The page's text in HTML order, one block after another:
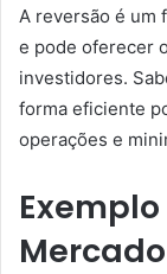
A reversão é um
e pode oferecer
investidores.
forma eficiente
operações e